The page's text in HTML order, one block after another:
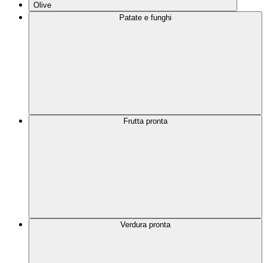
Olive
Patate e funghi
Frutta pronta
Verdura pronta